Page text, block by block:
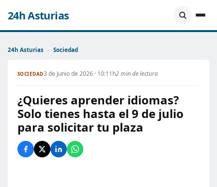
24h Asturias
24h Asturias › Sociedad
SOCIEDAD3 de Junio de 2026 · 10:11h2 min de lectura
¿Quieres aprender idiomas?
Solo tienes hasta el 9 de julio
para solicitar tu plaza